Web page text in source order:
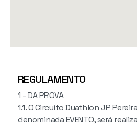
REGULAMENTO
1 - DA PROVA
1.1. O Circuito Duathlon JP
denominada EVENTO, será